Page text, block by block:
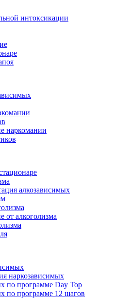
интоксикации
наркомании
алкозависимых
от алкоголизма
наркозависимых
по программе Day Top
по программе 12 шагов